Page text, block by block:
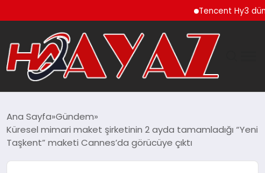
Tencent Hy3 dünya
DÜNYA
Ana Sayfa Gündem
Küresel mimari maket şirketinin 2 ayda tamamladığı “Yeni
Taşkent” maketi Cannes’da görücüye çıktı